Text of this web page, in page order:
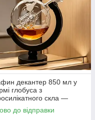
декантер 850 мл у
глобуса з
скла —
для вина, віскі та
багаторазова, з
до відправки